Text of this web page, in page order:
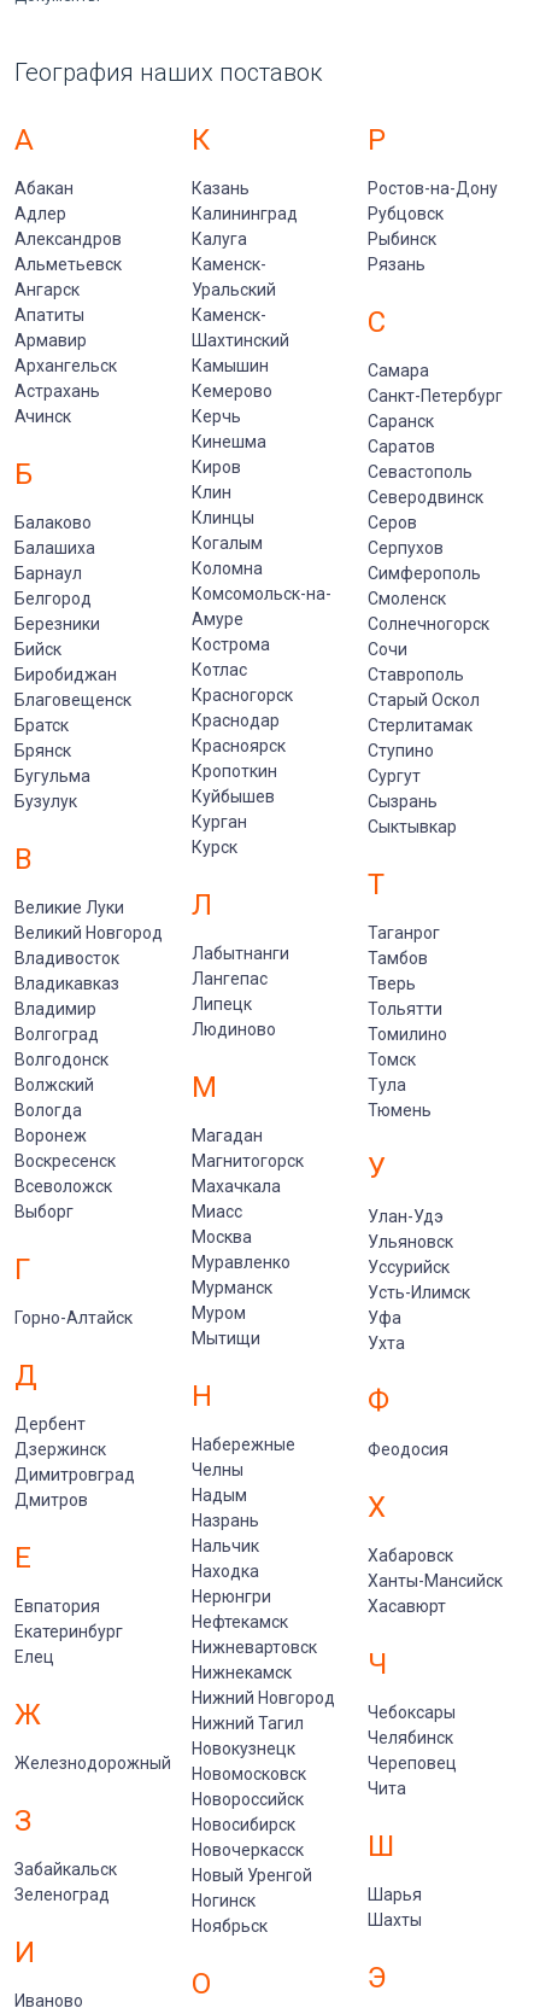
География наших поставок
А
Абакан
Адлер
Александров
Альметьевск
Ангарск
Апатиты
Армавир
Архангельск
Астрахань
Ачинск
Б
Балаково
Балашиха
Барнаул
Белгород
Березники
Бийск
Биробиджан
Благовещенск
Братск
Брянск
Бугульма
Бузулук
В
Великие Луки
Великий Новгород
Владивосток
Владикавказ
Владимир
Волгоград
Волгодонск
Волжский
Вологда
Воронеж
Воскресенск
Всеволожск
Выборг
Г
Горно-Алтайск
Д
Дербент
Дзержинск
Димитровград
Дмитров
Е
Евпатория
Екатеринбург
Елец
Ж
Железнодорожный
З
Забайкальск
Зеленоград
И
Иваново
К
Казань
Калининград
Калуга
Каменск-
Уральский
Каменск-
Шахтинский
Камышин
Кемерово
Керчь
Кинешма
Киров
Клин
Клинцы
Когалым
Коломна
Комсомольск-на-
Амуре
Кострома
Котлас
Красногорск
Краснодар
Красноярск
Кропоткин
Куйбышев
Курган
Курск
Л
Лабытнанги
Лангепас
Липецк
Людиново
М
Магадан
Магнитогорск
Махачкала
Миасс
Москва
Муравленко
Мурманск
Муром
Мытищи
Н
Набережные
Челны
Надым
Назрань
Нальчик
Находка
Нерюнгри
Нефтекамск
Нижневартовск
Нижнекамск
Нижний Новгород
Нижний Тагил
Новокузнецк
Новомосковск
Новороссийск
Новосибирск
Новочеркасск
Новый Уренгой
Ногинск
Ноябрьск
О
Р
Ростов-на-Дону
Рубцовск
Рыбинск
Рязань
С
Самара
Санкт-Петербург
Саранск
Саратов
Севастополь
Северодвинск
Серов
Серпухов
Симферополь
Смоленск
Солнечногорск
Сочи
Ставрополь
Старый Оскол
Стерлитамак
Ступино
Сургут
Сызрань
Сыктывкар
Т
Таганрог
Тамбов
Тверь
Тольятти
Томилино
Томск
Тула
Тюмень
У
Улан-Удэ
Ульяновск
Уссурийск
Усть-Илимск
Уфа
Ухта
Ф
Феодосия
Х
Хабаровск
Ханты-Мансийск
Хасавюрт
Ч
Чебоксары
Челябинск
Череповец
Чита
Ш
Шарья
Шахты
Э